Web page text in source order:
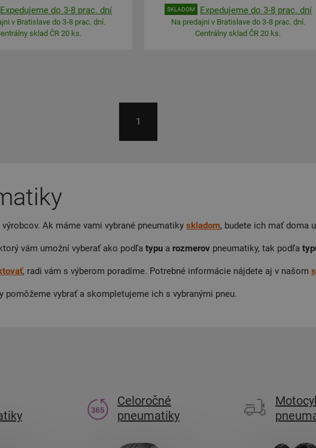
Expedujeme do 3-8 prac. dní
v Bratislave do 3-8 prac. dní.
sklad ČR 20 ks.
SKLADOM Expedujeme do 3-8 prac. dní
Na predajni v Bratislave do 3-8 prac. dní.
Centrálny sklad ČR 20 ks.
1
Ak máme vami vybrané pneumatiky skladom, budete ich mať doma
vám umožní vyberať ako podľa typu a rozmerov pneumatiky, tak podľa
, radi vám s výberom poradíme. Potrebné informácie nájdete aj v našom
pomôžeme vybrať a skompletujeme ich s vybranými pneu.
Celoročné
pneumatiky